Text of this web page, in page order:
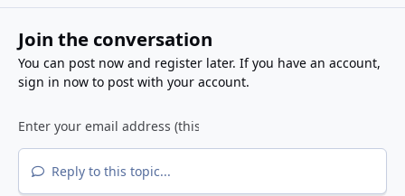
Join the conversation
You can post now and register later. If you have an account,
sign in nowto post with your account.
Reply to this topic...